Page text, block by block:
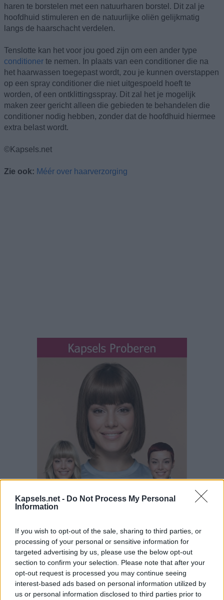
Kapsels.net - Do Not Process My Personal
Information
If you wish to opt-out of the sale, sharing to third parties, or
processing of your personal or sensitive information for
targeted advertising by us, please use the below opt-out
section to confirm your selection. Please note that after your
opt-out request is processed you may continue seeing
interest-based ads based on personal information utilized by
us or personal information disclosed to third parties prior to
haren te borstelen met een natuurharen borstel. Dit zal je
hoofdhuid stimuleren en de natuurlijke oliën gelijkmatig
langs de haarschacht verdelen.
Tenslotte kan het voor jou goed zijn om een ander type
conditioner te nemen. In plaats van een conditioner die na
het haarwassen toegepast wordt, zou je kunnen overstappen
op een spray conditioner die niet uitgespoeld hoeft te
worden, of een ontklittingsspray. Dit zal het je mogelijk
maken zeer gericht alleen die gebieden te behandelen die
conditioner nodig hebben, zonder dat de hoofdhuid hiermee
extra belast wordt.
©Kapsels.net
Zie ook: Méér over haarverzorging